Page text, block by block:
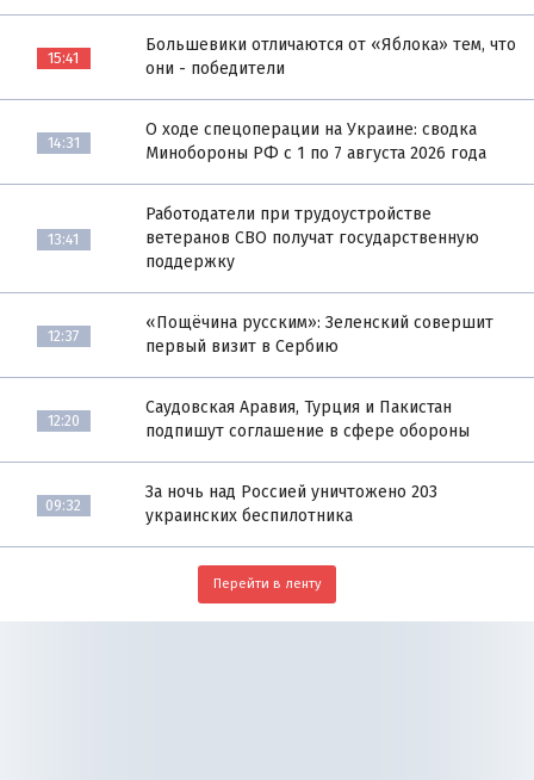
15:41
Большевики отличаются от «Яблока» тем, что
они - победители
14:31
О ходе спецоперации на Украине: сводка
Минобороны РФ с 1 по 7 августа 2026 года
13:41
Работодатели при трудоустройстве
ветеранов СВО получат государственную
поддержку
12:37
«Пощёчина русским»: Зеленский совершит
первый визит в Сербию
12:20
Саудовская Аравия, Турция и Пакистан
подпишут соглашение в сфере обороны
09:32
За ночь над Россией уничтожено 203
украинских беспилотника
Перейти в ленту